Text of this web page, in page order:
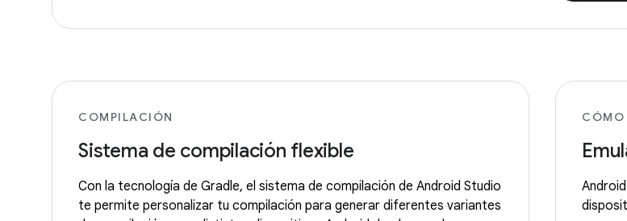
COMPILACIÓN
Sistema de compilación flexible
Con la tecnología de Gradle, el sistema de compilación de Android Studio
te permite personalizar tu compilación para generar diferentes variantes
CÓMO